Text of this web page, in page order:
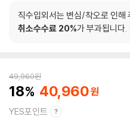
직수입외서는 변심/착오로 인해
취소수수료 20%가 부과됩니다.
49,960원
18 40,960
YES포인트